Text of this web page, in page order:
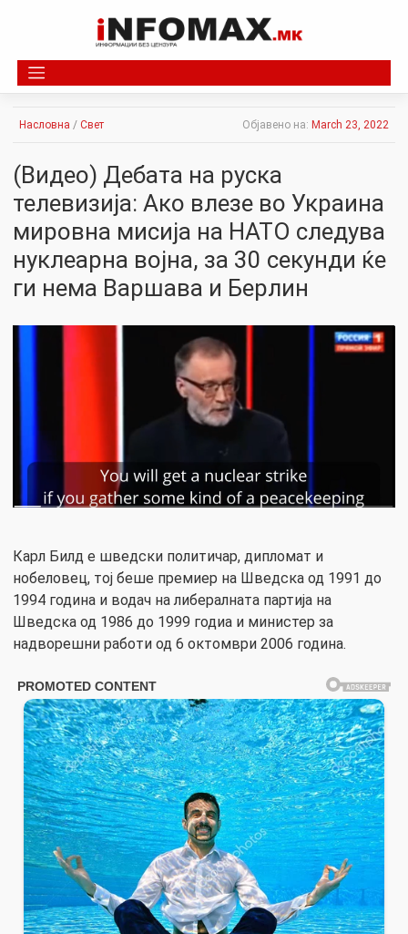
Насловна / Свет Објавено на: March 23, 2022
(Видео) Дебата на руска
телевизија: Ако влезе во Украина
мировна мисија на НАТО следува
нуклеарна војна, за 30 секунди ќе
ги нема Варшава и Берлин
Карл Билд е шведски политичар, дипломат и
нобеловец, тој беше премиер на Шведска од 1991 до
1994 година и водач на либералната партија на
Шведска од 1986 до 1999 годиа и министер за
надворешни работи од 6 октомври 2006 година.